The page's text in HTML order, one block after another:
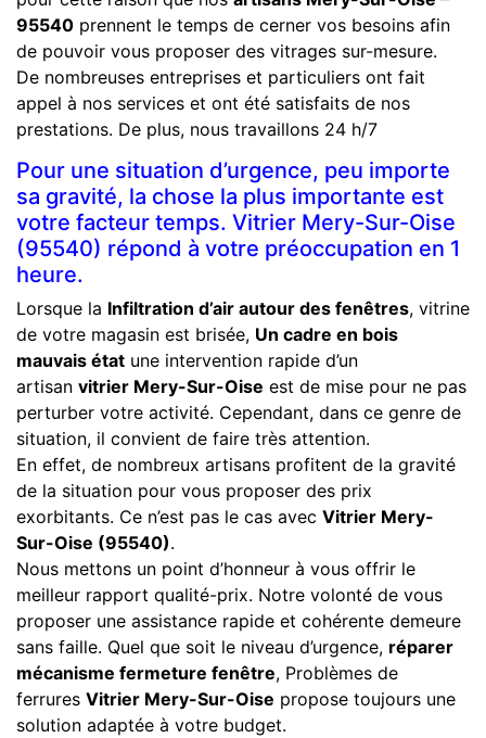
95540 prennent le temps de cerner vos besoins afin
de pouvoir vous proposer des vitrages sur-mesure.
De nombreuses entreprises et particuliers ont fait
appel à nos services et ont été satisfaits de nos
prestations. De plus, nous travaillons 24 h/7
Pour une situation d’urgence, peu importe
sa gravité, la chose la plus importante est
votre facteur temps. Vitrier Mery-Sur-Oise
(95540) répond à votre préoccupation en 1
heure.
Lorsque la Infiltration d’air autour des fenêtres, vitrine
de votre magasin est brisée, Un cadre en bois
mauvais état une intervention rapide d’un
artisan vitrier Mery-Sur-Oise est de mise pour ne pas
perturber votre activité. Cependant, dans ce genre de
situation, il convient de faire très attention.
En effet, de nombreux artisans profitent de la gravité
de la situation pour vous proposer des prix
exorbitants. Ce n’est pas le cas avec Vitrier Mery-
Sur-Oise (95540).
Nous mettons un point d’honneur à vous offrir le
meilleur rapport qualité-prix. Notre volonté de vous
proposer une assistance rapide et cohérente demeure
sans faille. Quel que soit le niveau d’urgence, réparer
mécanisme fermeture fenêtre, Problèmes de
ferrures Vitrier Mery-Sur-Oise propose toujours une
solution adaptée à votre budget.